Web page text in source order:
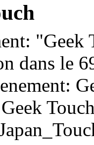
"Geek
dans le